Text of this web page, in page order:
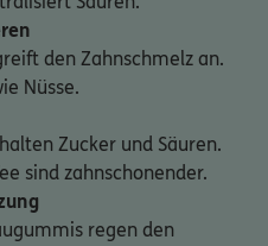
den Zahnschmelz an.
Nüsse.
Zucker und Säuren.
sind zahnschonender.
regen den